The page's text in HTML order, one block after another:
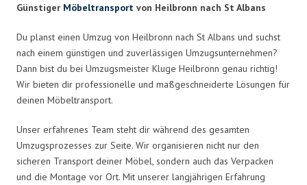
Günstiger Möbeltransport von Heilbronn nach St Albans
Du planst einen Umzug von Heilbronn nach St Albans und suchst
nach einem günstigen und zuverlässigen Umzugsunternehmen?
Dann bist du bei Umzugsmeister Kluge Heilbronn genau richtig!
Wir bieten dir professionelle und maßgeschneiderte Lösungen für
deinen Möbeltransport.
Unser erfahrenes Team steht dir während des gesamten
Umzugsprozesses zur Seite. Wir organisieren nicht nur den
sicheren Transport deiner Möbel, sondern auch das Verpacken
und die Montage vor Ort. Mit unserer langjährigen Erfahrung